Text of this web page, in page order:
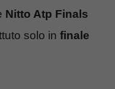
Nitto Atp Finals
solo in finale